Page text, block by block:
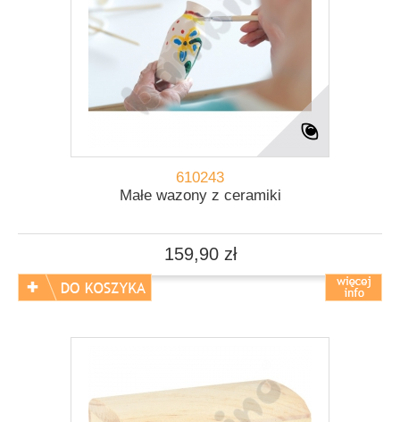
610243
Małe wazony z ceramiki
159,90 zł